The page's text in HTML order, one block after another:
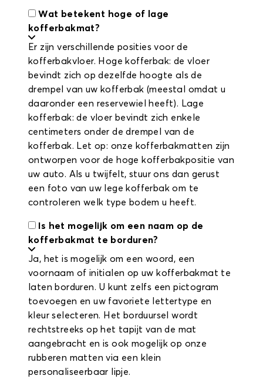
Wat betekent hoge of lage
kofferbakmat?
Er zijn verschillende posities voor de
kofferbakvloer. Hoge kofferbak: de vloer
bevindt zich op dezelfde hoogte als de
drempel van uw kofferbak (meestal omdat u
daaronder een reservewiel heeft). Lage
kofferbak: de vloer bevindt zich enkele
centimeters onder de drempel van de
kofferbak. Let op: onze kofferbakmatten zijn
ontworpen voor de hoge kofferbakpositie van
uw auto. Als u twijfelt, stuur ons dan gerust
een foto van uw lege kofferbak om te
controleren welk type bodem u heeft.
Is het mogelijk om een naam op de
kofferbakmat te borduren?
Ja, het is mogelijk om een woord, een
voornaam of initialen op uw kofferbakmat te
laten borduren. U kunt zelfs een pictogram
toevoegen en uw favoriete lettertype en
kleur selecteren. Het borduursel wordt
rechtstreeks op het tapijt van de mat
aangebracht en is ook mogelijk op onze
rubberen matten via een klein
personaliseerbaar lipje.